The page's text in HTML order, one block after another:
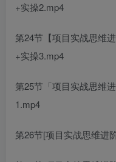
+实操2.mp4
第24节【项目实战思维
+实操3.mp4
第25节「项目实战思维
1.mp4
第26节[项目实战思维进